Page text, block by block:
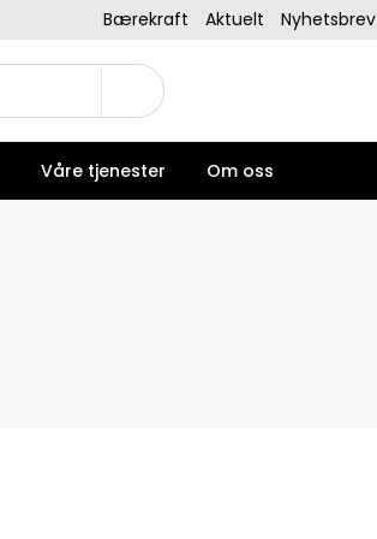
Bærekraft Aktuelt Nyhetsbrev
Våre tjenester Om oss